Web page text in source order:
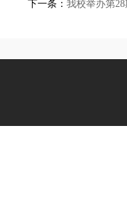
下一条： 我校举办第